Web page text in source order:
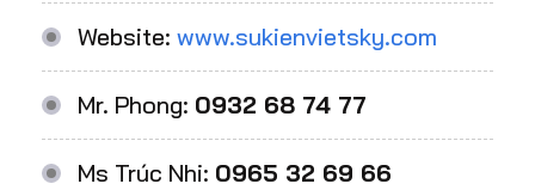
Website: www.sukienvietsky.com
Mr. Phong: 0932 68 74 77
Ms Trúc Nhi: 0965 32 69 66